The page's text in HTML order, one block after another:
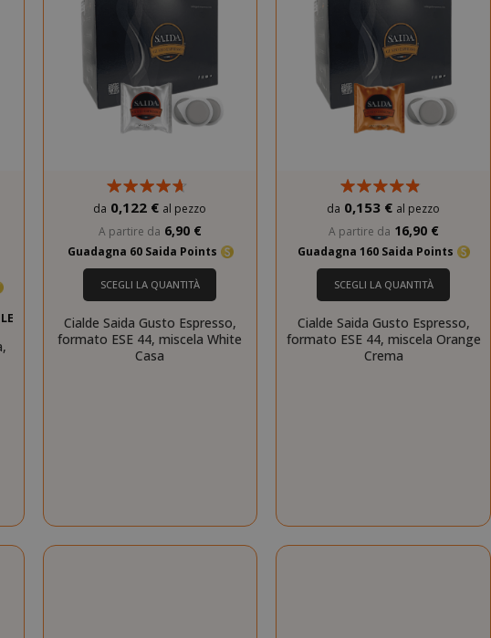
da 0,122 € al pezzo
A partire da 6,90 €
Guadagna 60 Saida Points
SCEGLI LA QUANTITÀ
Cialde Saida Gusto Espresso,
formato ESE 44, miscela White
Casa
da 0,153 € al pezzo
A partire da 16,90 €
Guadagna 160 Saida Points
SCEGLI LA QUANTITÀ
Cialde Saida Gusto Espresso,
formato ESE 44, miscela Orange
Crema